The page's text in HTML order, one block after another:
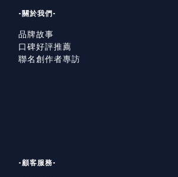
-關於我們-
品牌故事
口碑好評推薦
聯名創作者專訪
-顧客服務-